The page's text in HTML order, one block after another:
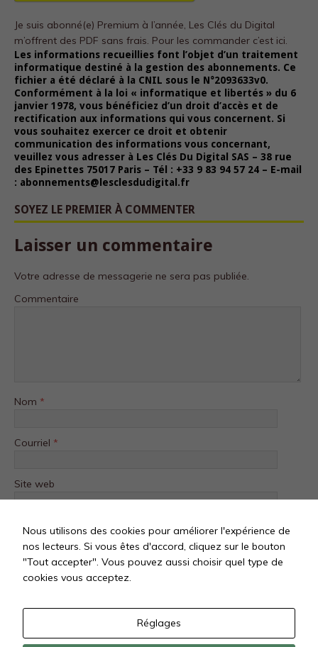
Je suis abonné(e) Premium à l’année, Les Clés du Digital
m’offrent des PDF sans frais. Pour les commander c’est ici.
Les informations recueillies font l’objet d’un traitement
informatique destiné à la gestion des abonnements. Ce
fichier a été déclaré à la CNIL sous le N°2093633v0.
Conformément à la loi « informatique et libertés » du 6
janvier 1978, vous bénéficiez d’un droit d’accès et de
rectification aux informations qui vous concernent. Si
vous souhaitez exercer ce droit et obtenir
communication des informations vous concernant,
veuillez vous adresser à Les Clés Du Digital SAS – 38 rue
des Epinettes 75017 Paris – Tél : +33 9 83 94 57 24 – E-mail
: abonnements@lesclesdudigital.fr
SOYEZ LE PREMIER À COMMENTER
Laisser un commentaire
Votre adresse de messagerie ne sera pas publiée.
Commentaire
Nom *
Courriel *
Site web
Nous utilisons des cookies pour améliorer l'expérience de
nos lecteurs. Si vous êtes d'accord, cliquez sur le bouton
"Tout accepter". Vous pouvez aussi choisir quel type de
cookies vous acceptez.
Réglages